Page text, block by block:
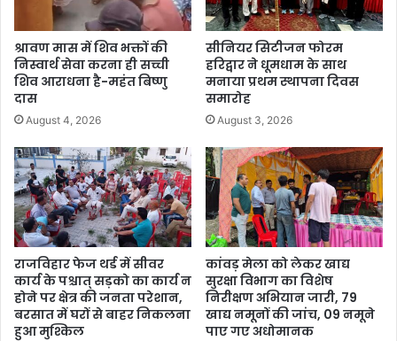
श्रावण मास में शिव भक्तों की
निस्वार्थ सेवा करना ही सच्ची
शिव आराधना है-महंत बिष्णु
दास
August 4, 2026
सीनियर सिटीजन फोरम
हरिद्वार ने धूमधाम के साथ
मनाया प्रथम स्थापना दिवस
समारोह
August 3, 2026
राजविहार फेज थर्ड में सीवर
कार्य के पश्चात् सड़को का कार्य न
होने पर क्षेत्र की जनता परेशान,
बरसात में घरों से बाहर निकलना
हुआ मुश्किल
कांवड़ मेला को लेकर खाद्य
सुरक्षा विभाग का विशेष
निरीक्षण अभियान जारी, 79
खाद्य नमूनों की जांच, 09 नमूने
पाए गए अधोमानक